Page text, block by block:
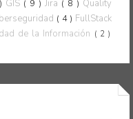
GIS ( 9 ) Jira ( 8 ) Quality
( 4 ) FullStack
de la Información ( 2 )